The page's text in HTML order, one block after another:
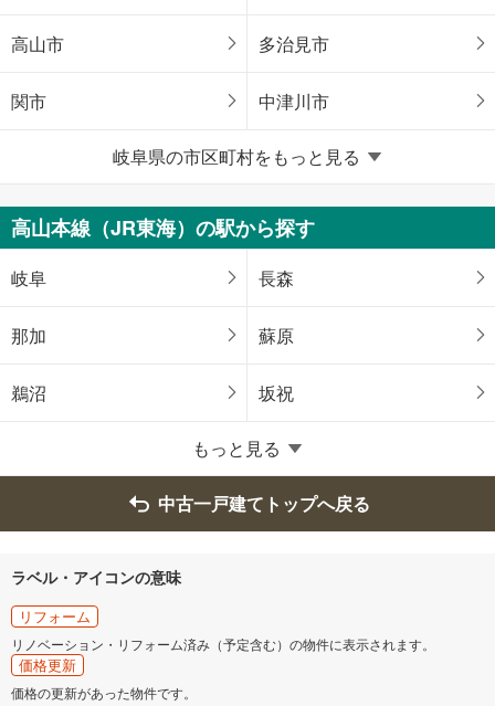
高山市 多治見市
関市 中津川市
瑞浪市
羽島市 恵那市
美濃加茂市 土岐市
各務原市 可児市
山県市 瑞穂市
海津市
羽島郡笠松町
安八郡神戸町
安八郡安八町
岐阜県の市区町村をもっと見る
高山本線（JR東海）の駅から探す
岐阜 長森
那加 蘇原
鵜沼 坂祝
もっと見る
中古一戸建てトップへ戻る
ラベル・アイコンの意味
リフォーム
リノベーション・リフォーム済み（予定含む）の物件に表示されます。
価格更新
価格の更新があった物件です。